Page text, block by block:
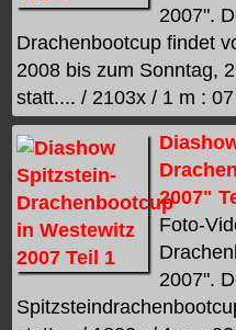
2007".
Drachenbootcup findet
2008 bis zum Sonntag,
statt.... / 2103x / 1 m :
2007"
Foto-
2007".